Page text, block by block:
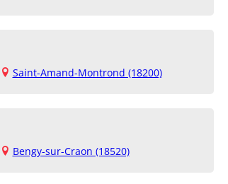
Saint-Amand-Montrond (18200)
Bengy-sur-Craon (18520)